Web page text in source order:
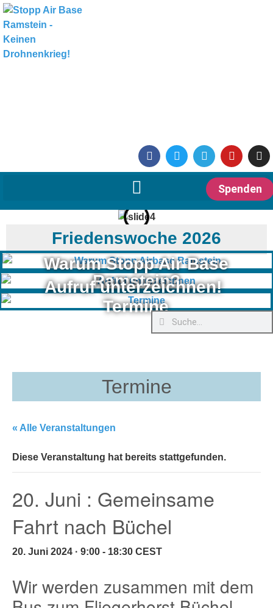
Spenden
Friedenswoche 2026
Warum Stopp Air Base
Ramstein?
Aufruf unterzeichnen!
Termine
Termine
« Alle Veranstaltungen
Diese Veranstaltung hat bereits stattgefunden.
20. Juni : Gemeinsame
Fahrt nach Büchel
20. Juni 2024 · 9:00 - 18:30 CEST
Wir werden zusammen mit dem